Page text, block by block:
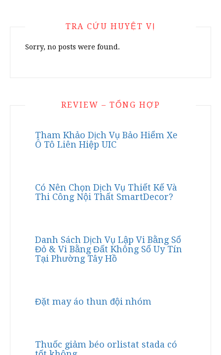
TRA CỨU HUYỆT VỊ
Sorry, no posts were found.
REVIEW – TỔNG HỢP
Tham Khảo Dịch Vụ Bảo Hiểm Xe
Ô Tô Liên Hiệp UIC
Có Nên Chọn Dịch Vụ Thiết Kế Và
Thi Công Nội Thất SmartDecor?
Danh Sách Dịch Vụ Lập Vi Bằng Sổ
Đỏ & Vi Bằng Đất Không Sổ Uy Tín
Tại Phường Tây Hồ
Đặt may áo thun đội nhóm
Thuốc giảm béo orlistat stada có